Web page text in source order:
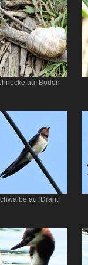
auf Boden
auf Draht